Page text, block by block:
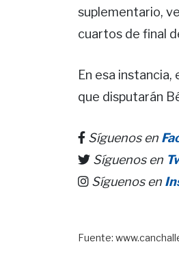
suplementario,
cuartos de final
En esa
que disputarán
Síguenos en
Síguenos en
Síguenos en
Fuente: